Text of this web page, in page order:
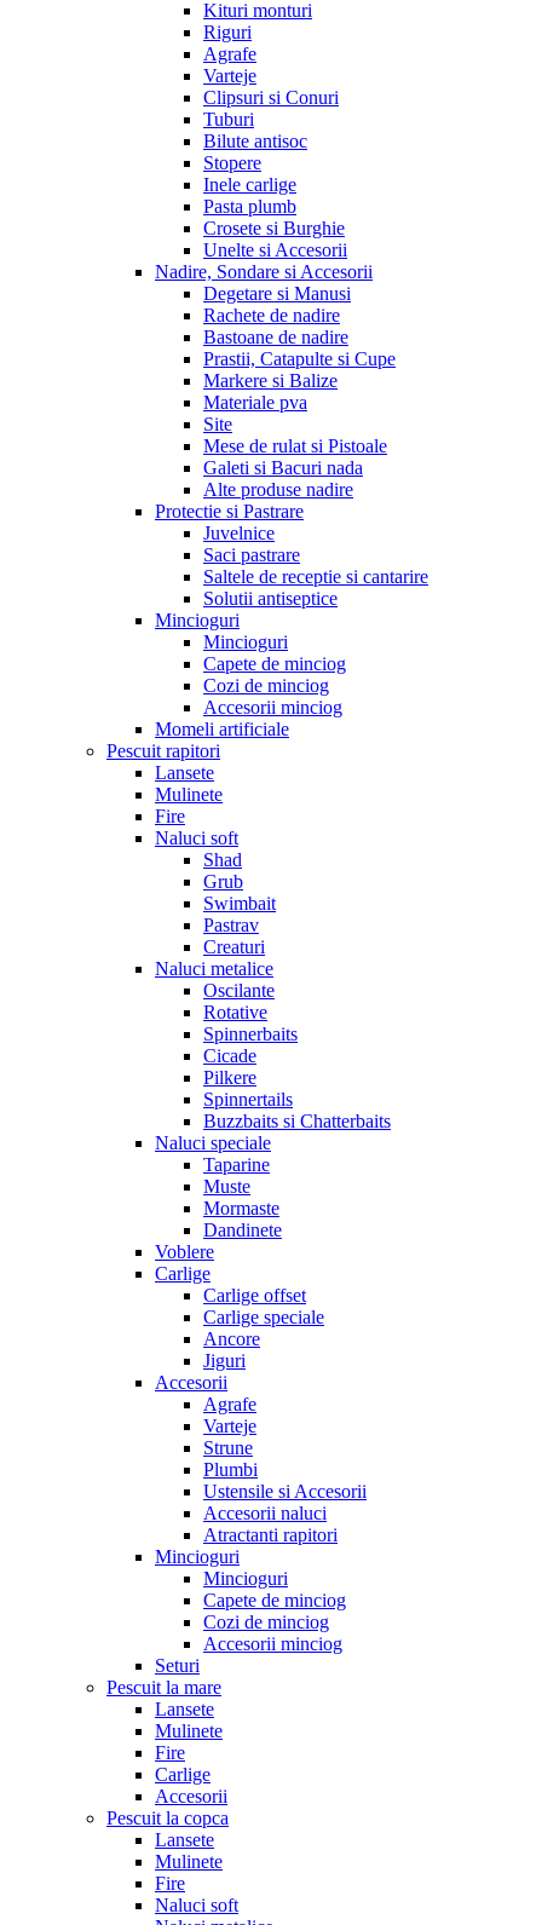
Kituri monturi
Riguri
Agrafe
Varteje
Clipsuri si Conuri
Tuburi
Bilute antisoc
Stopere
Inele carlige
Pasta plumb
Crosete si Burghie
Unelte si Accesorii
Nadire, Sondare si Accesorii
Degetare si Manusi
Rachete de nadire
Bastoane de nadire
Prastii, Catapulte si Cupe
Markere si Balize
Materiale pva
Site
Mese de rulat si Pistoale
Galeti si Bacuri nada
Alte produse nadire
Protectie si Pastrare
Juvelnice
Saci pastrare
Saltele de receptie si cantarire
Solutii antiseptice
Mincioguri
Mincioguri
Capete de minciog
Cozi de minciog
Accesorii minciog
Momeli artificiale
Pescuit rapitori
Lansete
Mulinete
Fire
Naluci soft
Shad
Grub
Swimbait
Pastrav
Creaturi
Naluci metalice
Oscilante
Rotative
Spinnerbaits
Cicade
Pilkere
Spinnertails
Buzzbaits si Chatterbaits
Naluci speciale
Taparine
Muste
Mormaste
Dandinete
Voblere
Carlige
Carlige offset
Carlige speciale
Ancore
Jiguri
Accesorii
Agrafe
Varteje
Strune
Plumbi
Ustensile si Accesorii
Accesorii naluci
Atractanti rapitori
Mincioguri
Mincioguri
Capete de minciog
Cozi de minciog
Accesorii minciog
Seturi
Pescuit la mare
Lansete
Mulinete
Fire
Carlige
Accesorii
Pescuit la copca
Lansete
Mulinete
Fire
Naluci soft